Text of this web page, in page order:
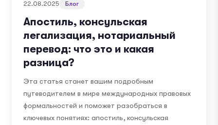
22.08.2025 Блог
Апостиль, консульская
легализация, нотариальный
перевод: что это и какая
разница?
Эта статья станет вашим подробным
путеводителем в мире международных правовых
формальностей и поможет разобраться в
ключевых понятиях: апостиль, консульская